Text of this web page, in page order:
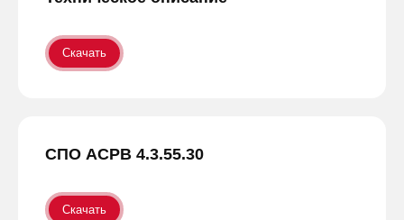
Скачать
СПО АСРВ 4.3.55.30
Скачать